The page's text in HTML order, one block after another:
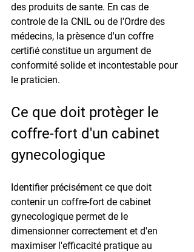
des produits de sante. En cas de
controle de la CNIL ou de l'Ordre des
médecins, la prèsence d'un coffre
certifié constitue un argument de
conformité solide et incontestable pour
le praticien.
Ce que doit protèger le
coffre-fort d'un cabinet
gynecologique
Identifier précisément ce que doit
contenir un coffre-fort de cabinet
gynecologique permet de le
dimensionner correctement et d'en
maximiser l'efficacité pratique au